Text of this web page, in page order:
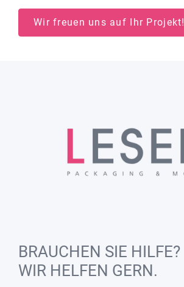
Wir freuen uns auf Ihr Projekt!
BRAUCHEN SIE HILFE?
WIR HELFEN GERN.